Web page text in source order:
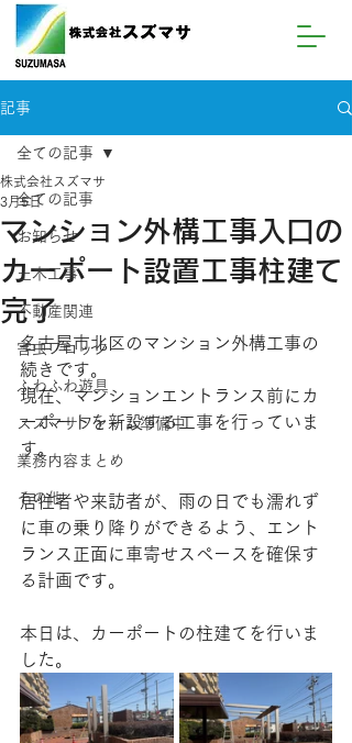
記事
全ての記事
お知らせ
土木工事
不動産関連
害虫ブロック
ふわふわ遊具
スズマサファーム準備中
業務内容まとめ
その他
全ての記事
マンション外構工事入口の
カーポート設置工事柱建て
完了
株式会社スズマサ
3月5日
名古屋市北区のマンション外構工事の
続きです。
現在、マンションエントランス前にカ
ーポートを新設する工事を行っていま
す。
居住者や来訪者が、雨の日でも濡れず
に車の乗り降りができるよう、エント
ランス正面に車寄せスペースを確保す
る計画です。
本日は、カーポートの柱建てを行いま
した。